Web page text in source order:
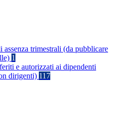
assenza trimestrali (da pubblicare
1
e autorizzati ai dipendenti
dirigenti) 117